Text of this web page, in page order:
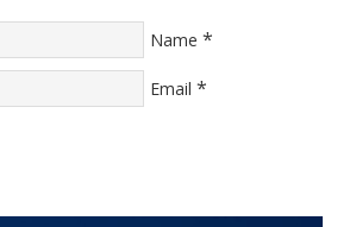
Name *
Email *